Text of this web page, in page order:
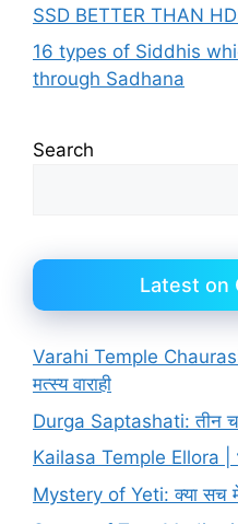
SSD BETTER THAN
16 types of Siddhis
through Sadhana
Search
Latest on
Varahi Temple Chaurasi
मत्स्य वाराही
Durga Saptashati: तीन
Kailasa Temple Ellora |
Mystery of Yeti: क्या सच में